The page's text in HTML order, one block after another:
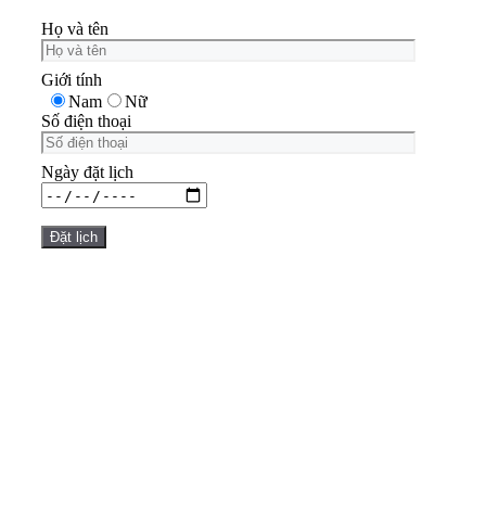
Họ và tên
Giới tính
Nam
Nữ
Số điện thoại
Ngày đặt lịch